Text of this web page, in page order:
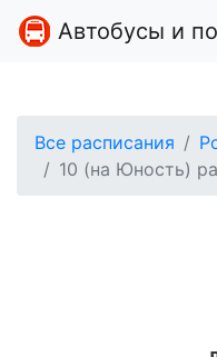
Автобусы и
Все расписания
10 (на Юность)